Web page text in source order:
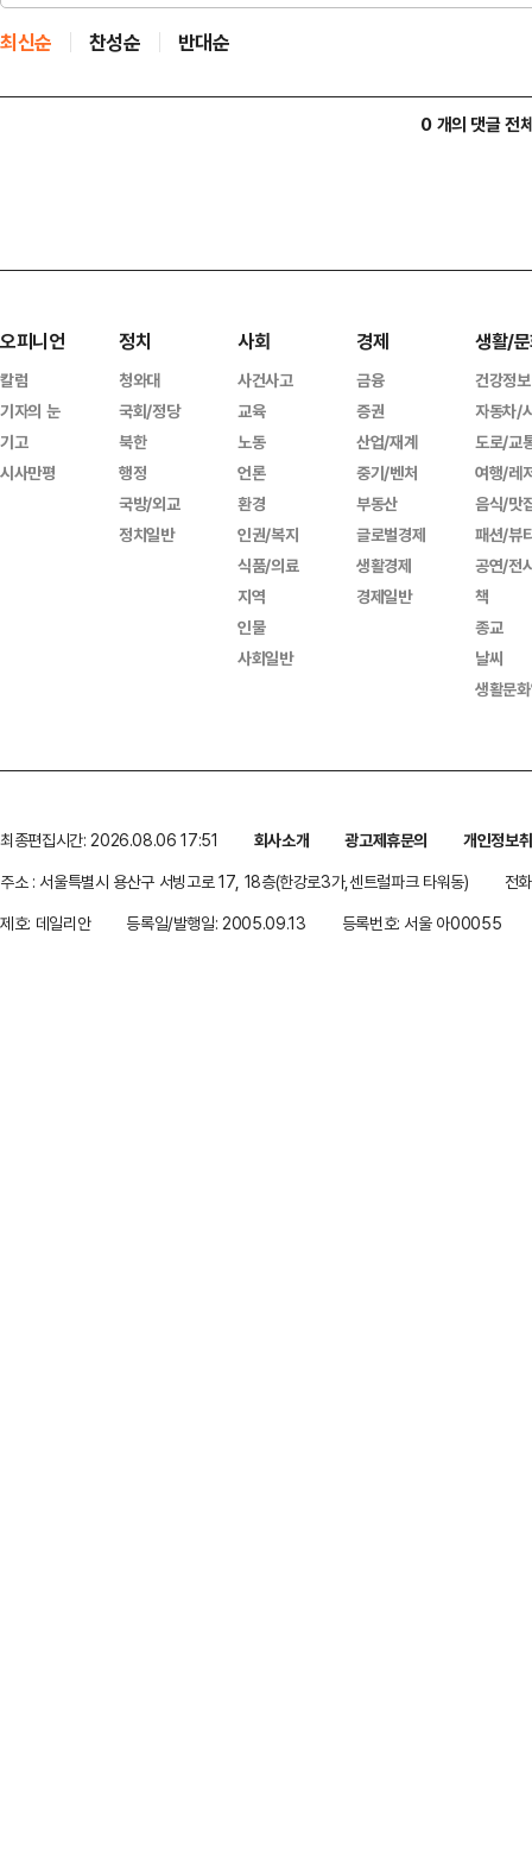
최신순 찬성순 반대순
0 개의 댓글 전
오피니언
칼럼
기자의 눈
기고
시사만평
정치
청와대
국회/정당
북한
행정
국방/외교
정치일반
사회
사건사고
교육
노동
언론
환경
인권/복지
식품/의료
지역
인물
사회일반
경제
금융
증권
산업/재계
중기/벤처
부동산
글로벌경제
생활경제
경제일반
생활/
건강정보
자동차/
도로/교
여행/레
음식/맛
패션/뷰
공연/전
책
종교
날씨
생활문
최종편집시간: 2026.08.06 17:51 회사소개 광고제휴문의
개인정보
주소 : 서울특별시 용산구 서빙고로 17, 18층(한강로3가,센트럴파크 타워동)
전
제호: 데일리안
등록일/발행일: 2005.09.13 등록번호: 서울 아00055